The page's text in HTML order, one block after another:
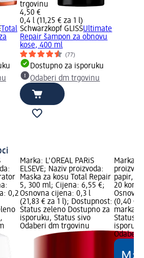
Total
trgovinu
4,50 €
0,4 l (11,25 € za 1 l)
Schwarzkopf GLISSUltimate
Repair šampon za obnovu
kose, 400 ml
(77)
Dostupno za isporuku
Odaberi dm trgovinu
0,2
Marka: L'ORÉAL PARiS
ELSEVE; Naziv proizvoda:
Maska za kosu Total Repair
5, 300 ml; Cijena: 6,55 €;
Osnovna cijena: 0,3 l
(21,83 € za 1 l); Dostupnost:
Status zeleno Dostupno za
isporuku, Status sivo
Odaberi dm trgovinu
Marka:
papir,
20
(0,40 €
marka
Status
Odaberi